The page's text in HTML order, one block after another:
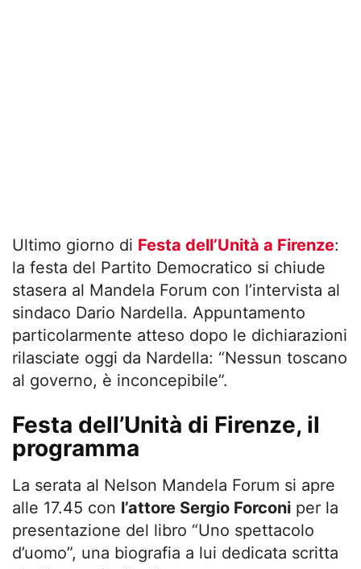
Ultimo giorno di Festa dell’Unità a Firenze:
la festa del Partito Democratico si chiude
stasera al Mandela Forum con l’intervista al
sindaco Dario Nardella. Appuntamento
particolarmente atteso dopo le dichiarazioni
rilasciate oggi da Nardella: “Nessun toscano
al governo, è inconcepibile”.
Festa dell’Unità di Firenze, il
programma
La serata al Nelson Mandela Forum si apre
alle 17.45 con l’attore Sergio Forconi per la
presentazione del libro “Uno spettacolo
d’uomo”, una biografia a lui dedicata scritta